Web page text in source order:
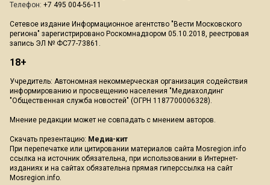
Телефон: +7 495 004-56-11
Сетевое издание Информационное агентство "Вести Московского
региона" зарегистрировано Роскомнадзором 05.10.2018, реестровая
запись ЭЛ № ФС77-73861.
18+
Учредитель: Автономная некоммерческая организация содействия
информированию и просвещению населения "Медиахолдинг
"Общественная служба новостей" (ОГРН 1187700006328).
Мнение редакции может не совпадать с мнением авторов.
Скачать презентацию: Медиа-кит
При перепечатке или цитировании материалов сайта Mosregion.info
ссылка на источник обязательна, при использовании в Интернет-
изданиях и на сайтах обязательна прямая гиперссылка на сайт
Mosregion.info.